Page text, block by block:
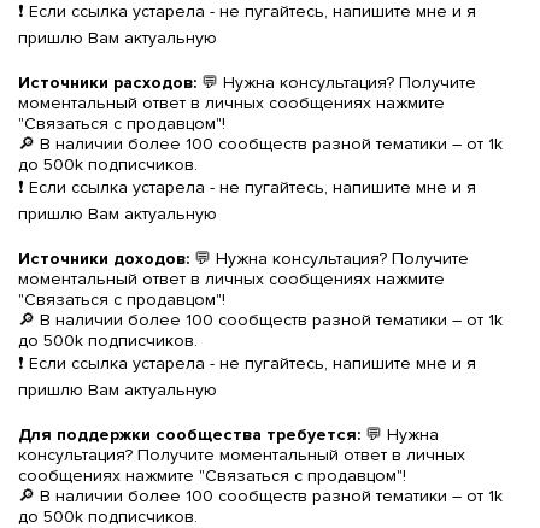
❗️ Если ссылка устарела - не пугайтесь, напишите мне и я
пришлю Вам актуальную
Источники расходов: 💬 Нужна консультация? Получите
моментальный ответ в личных сообщениях нажмите
"Связаться с продавцом"!
🔎 В наличии более 100 сообществ разной тематики – от 1k
до 500k подписчиков.
❗️ Если ссылка устарела - не пугайтесь, напишите мне и я
пришлю Вам актуальную
Источники доходов: 💬 Нужна консультация? Получите
моментальный ответ в личных сообщениях нажмите
"Связаться с продавцом"!
🔎 В наличии более 100 сообществ разной тематики – от 1k
до 500k подписчиков.
❗️ Если ссылка устарела - не пугайтесь, напишите мне и я
пришлю Вам актуальную
Для поддержки сообщества требуется: 💬 Нужна
консультация? Получите моментальный ответ в личных
сообщениях нажмите "Связаться с продавцом"!
🔎 В наличии более 100 сообществ разной тематики – от 1k
до 500k подписчиков.